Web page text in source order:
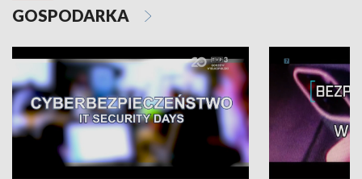
GOSPODARKA